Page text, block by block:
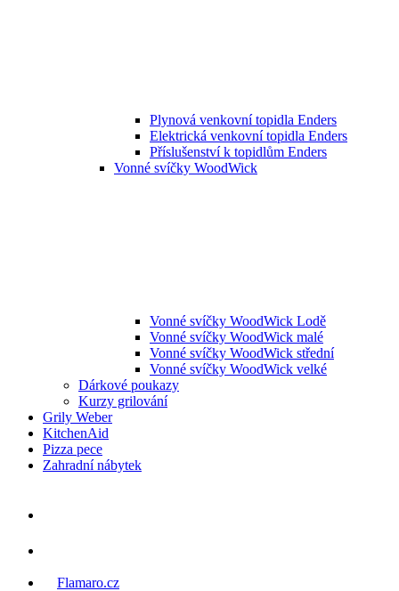
Plynová venkovní topidla Enders
Elektrická venkovní topidla Enders
Příslušenství k topidlům Enders
Vonné svíčky WoodWick
Vonné svíčky WoodWick Lodě
Vonné svíčky WoodWick malé
Vonné svíčky WoodWick střední
Vonné svíčky WoodWick velké
Dárkové poukazy
Kurzy grilování
Grily Weber
KitchenAid
Pizza pece
Zahradní nábytek
Flamaro.cz